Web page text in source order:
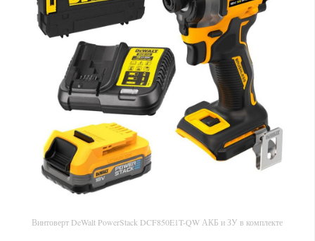
Винтоверт DeWalt PowerStack DCF850E1T-QW АКБ и ЗУ в комплекте